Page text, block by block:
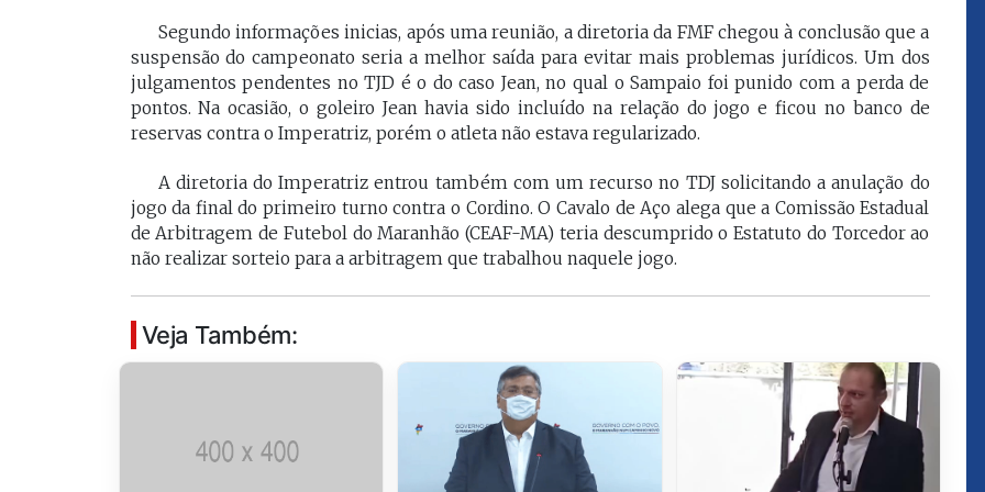
Segundo informações inicias, após uma reunião, a diretoria da FMF chegou à conclusão que a
suspensão do campeonato seria a melhor saída para evitar mais problemas jurídicos. Um dos
julgamentos pendentes no TJD é o do caso Jean, no qual o Sampaio foi punido com a perda de
pontos. Na ocasião, o goleiro Jean havia sido incluído na relação do jogo e ficou no banco de
reservas contra o Imperatriz, porém o atleta não estava regularizado.
A diretoria do Imperatriz entrou também com um recurso no TDJ solicitando a anulação do
jogo da final do primeiro turno contra o Cordino. O Cavalo de Aço alega que a Comissão Estadual
de Arbitragem de Futebol do Maranhão (CEAF-MA) teria descumprido o Estatuto do Torcedor ao
não realizar sorteio para a arbitragem que trabalhou naquele jogo.
Veja Também:
mais convergências do
divergências, somos da
geração.
Procurador federal de
carreira e professor da
UFMA, foi presidente do
Procon/MA e atuou como
Secma, Segov e Seduc. É
Maranhão desde 2023.
Vossa Excelência que eu estou
fora."
PAULO VELTEN
maranhense desde março
de 2007. Ocupou o cargo de
diretor da Escola Superior
da Magistratura do
Maranhão (ESMAM) no
corregedor-geral da Justiça
do Tribunal de Justiça do
Maranhão para o Biênio
juízes e servidores"
FROZ SOBRINHO
Ingressou no Ministério
Justiça. Como
desembargador exerceu a
função de corregedor geral
da Justiça do Maranhão no